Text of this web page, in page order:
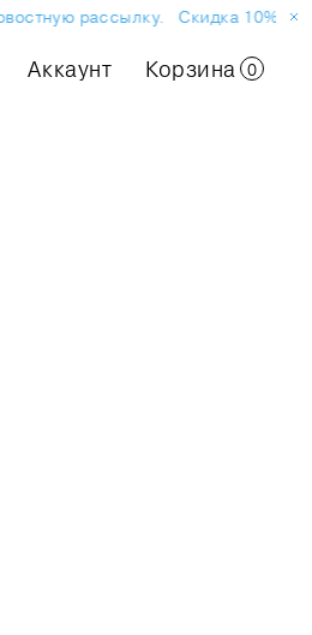
рассылку. Скидка 10% на
Аккаунт Корзина 0